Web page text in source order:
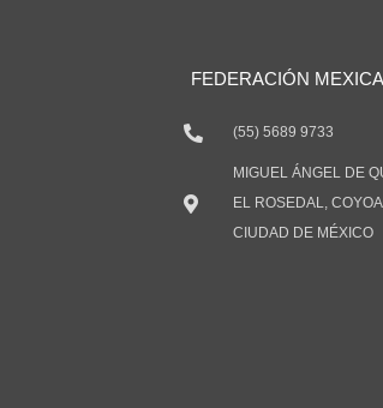
FEDERACIÓN
(55) 5689 9733
MIGUEL ÁNGEL DE
EL ROSEDAL,
CIUDAD DE MÉXICO